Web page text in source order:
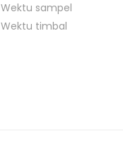
Wektu sampel
Wektu timbal